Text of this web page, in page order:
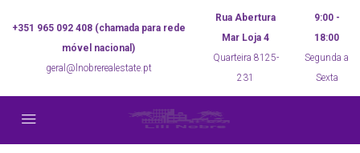
+351 965 092 408 (chamada para rede
móvel nacional)
geral@lnobrerealestate.pt
Rua Abertura
Mar Loja 4
Quarteira 8125-
231
9:00 -
18:00
Segunda a
Sexta